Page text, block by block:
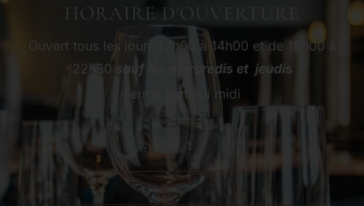
HORAIRE D'OUVERTURE
Ouvert tous les jours 12h00 à 14h00 etde 18h00 à
22h30 sauf les mercredis et jeudis
Fermé Samedi midi